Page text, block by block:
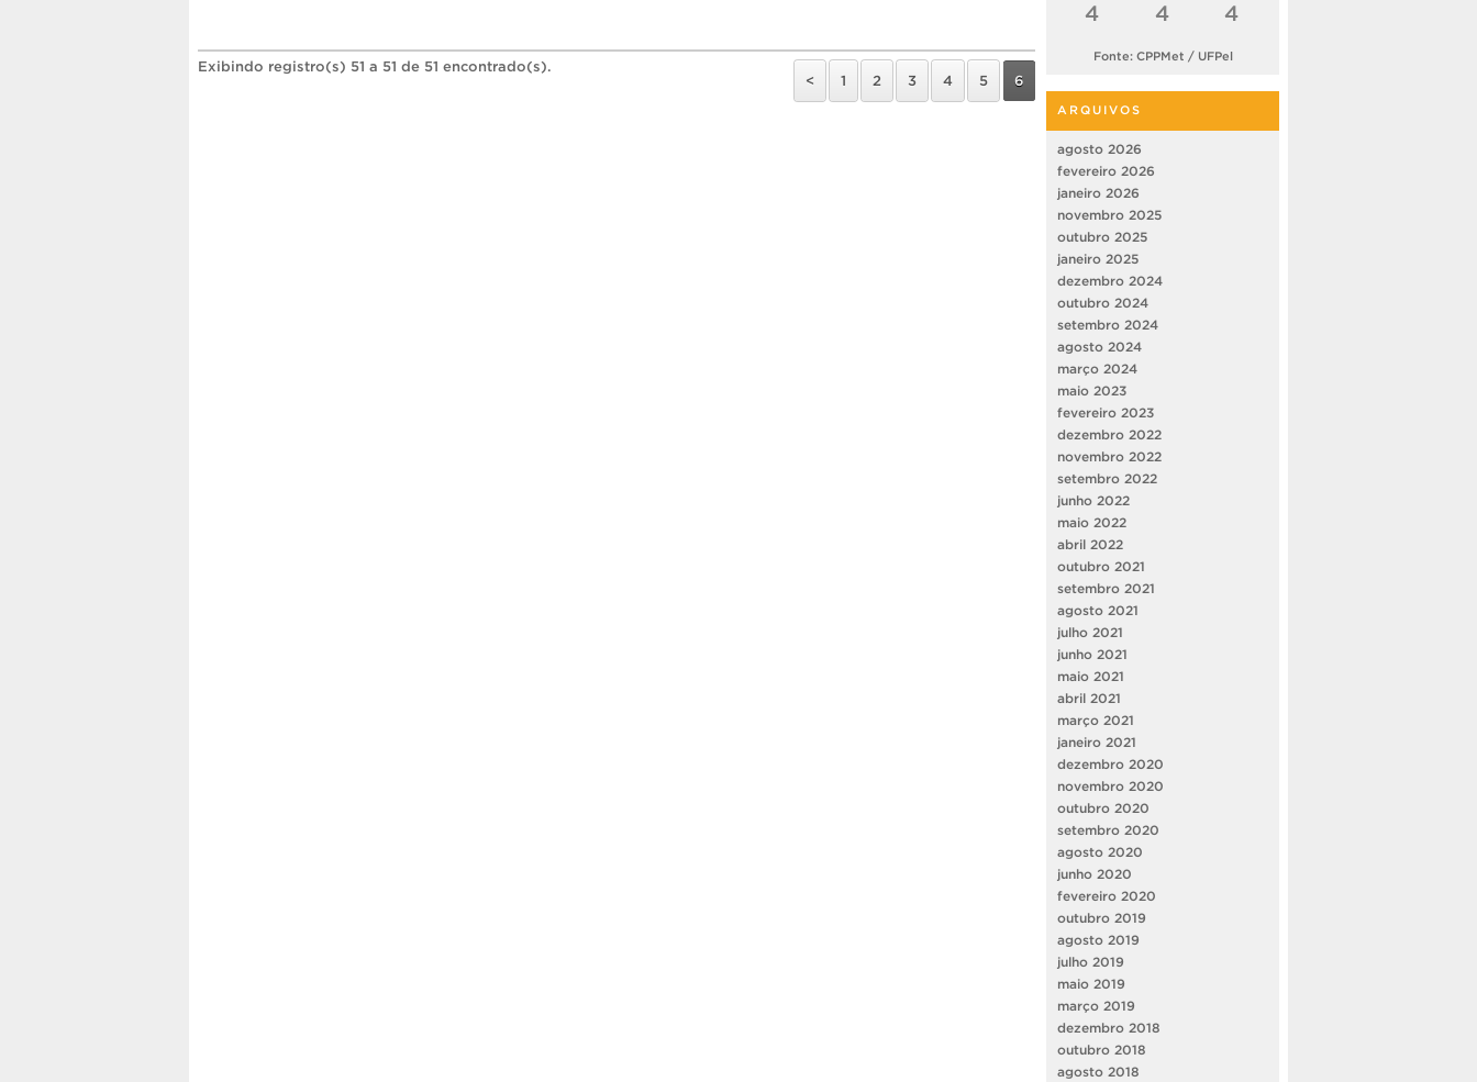
Exibindo registro(s) 51 a 51 de 51 encontrado(s).
<
1 2 3 4 5 6
4
4
4
Fonte: CPPMet / UFPel
ARQUIVOS
agosto 2026
fevereiro 2026
janeiro 2026
novembro 2025
outubro 2025
janeiro 2025
dezembro 2024
outubro 2024
setembro 2024
agosto 2024
março 2024
maio 2023
fevereiro 2023
dezembro 2022
novembro 2022
setembro 2022
junho 2022
maio 2022
abril 2022
outubro 2021
setembro 2021
agosto 2021
julho 2021
junho 2021
maio 2021
abril 2021
março 2021
janeiro 2021
dezembro 2020
novembro 2020
outubro 2020
setembro 2020
agosto 2020
junho 2020
fevereiro 2020
outubro 2019
agosto 2019
julho 2019
maio 2019
março 2019
dezembro 2018
outubro 2018
agosto 2018